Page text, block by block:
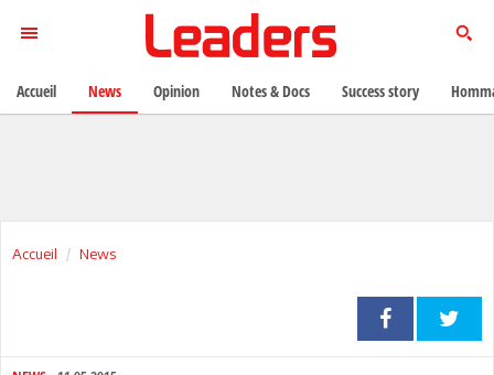
Accueil News
Accueil News Opinion Notes & Docs Success story